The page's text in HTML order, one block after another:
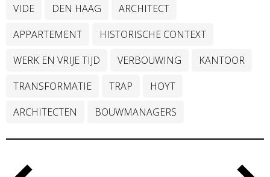
VIDE
DEN HAAG
ARCHITECT
APPARTEMENT
HISTORISCHE CONTEXT
WERK EN VRIJE TIJD
VERBOUWING
KANTOOR
TRANSFORMATIE
TRAP
HOYT
ARCHITECTEN
BOUWMANAGERS